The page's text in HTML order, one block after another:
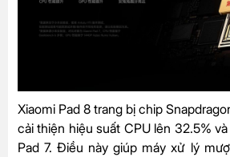
Xiaomi Pad 8 trang bị chip
cải thiện hiệu suất CPU lên 32.5%
Pad 7. Điều này giúp máy xử lý